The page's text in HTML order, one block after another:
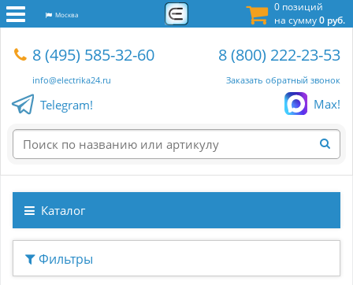
0 позиций
на сумму0 руб.
Москва
8 (495) 585-32-60
info@electrika24.ru
8 (800) 222-23-53
Заказать обратный звонок
Telegram! Max!
Каталог
Фильтры